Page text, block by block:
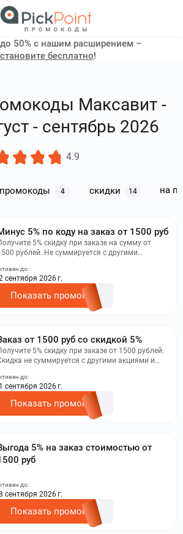
50% с нашим расширением –
бесплатно!
Максавит -
- сентябрь 2026
4.9
промокоды 4 скидки 14 на
5% по коду на заказ от 1500 руб
5% скидку при заказе на сумму от
рублей. Не суммируется с другими
- 200 рублей.
до:
сентября 2026 г.
Показать промокод
от 1500 руб со скидкой 5%
5% скидку при заказе от 1500 рублей.
не суммируется с другими акциями и
- 200 рублей.
до:
сентября 2026 г.
Показать промокод
5% на заказ стоимостью от
руб
до:
сентября 2026 г.
Показать промокод